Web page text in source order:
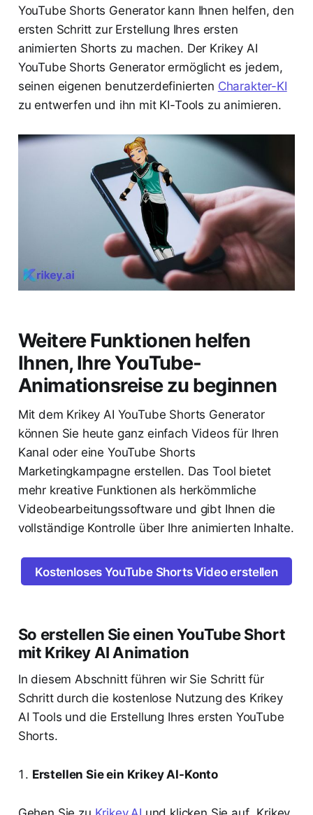
YouTube Shorts Generator kann Ihnen helfen, den
ersten Schritt zur Erstellung Ihres ersten
animierten Shorts zu machen. Der Krikey AI
YouTube Shorts Generator ermöglicht es jedem,
seinen eigenen benutzerdefinierten Charakter-KI
zu entwerfen und ihn mit KI-Tools zu animieren.
Weitere Funktionen helfen
Ihnen, Ihre YouTube-
Animationsreise zu beginnen
Mit dem Krikey AI YouTube Shorts Generator
können Sie heute ganz einfach Videos für Ihren
Kanal oder eine YouTube Shorts
Marketingkampagne erstellen. Das Tool bietet
mehr kreative Funktionen als herkömmliche
Videobearbeitungssoftware und gibt Ihnen die
vollständige Kontrolle über Ihre animierten Inhalte.
Kostenloses YouTube Shorts Video erstellen
So erstellen Sie einen YouTube Short
mit Krikey AI Animation
In diesem Abschnitt führen wir Sie Schritt für
Schritt durch die kostenlose Nutzung des Krikey
AI Tools und die Erstellung Ihres ersten YouTube
Shorts.
Erstellen Sie ein Krikey AI-Konto